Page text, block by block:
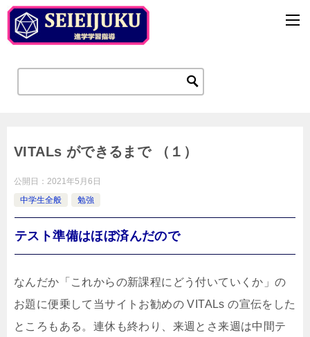
VITALs ができるまで （１）
公開日： 2021年5月6日
中学生全般
勉強
テスト準備はほぼ済んだので
なんだか「これからの新課程にどう付いていくか」の
お題に便乗して当サイトお勧めの VITALs の宣伝をした
ところもある。連休も終わり、来週とさ来週は中間テ